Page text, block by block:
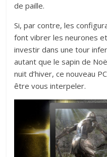
de paille.
Si, par contre, les
font vibrer les neurones
investir dans une tour
autant que le sapin de
nuit d’hiver, ce nouveau
être vous interpeler.